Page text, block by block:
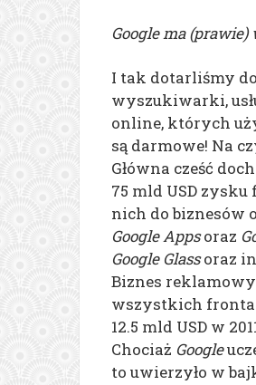
Google ma
I tak dotarliśmy
wyszukiwarki,
online, których
są darmowe! Na
Główna cześć
75 mld USD
nich do biznesów
Google Appsoraz
Google Glassoraz
Biznes
wszystkich
12.5 mld USD w
Chociaż Google
to uwierzyło w